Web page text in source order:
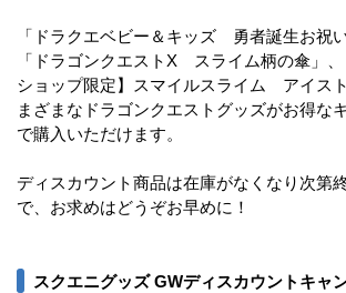
「ドラクエベビー＆キッズ 勇者誕生お祝
「ドラゴンクエストX スライム柄の傘」
ショップ限定】スマイルスライム アイス
まざまなドラゴンクエストグッズがお得な
で購入いただけます。
ディスカウント商品は在庫がなくなり次第
で、お求めはどうぞお早めに！
スクエニグッズ GWディスカウントキャ